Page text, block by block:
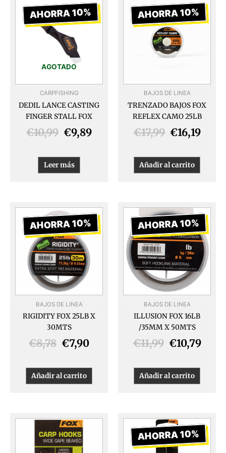
AHORRA 10%
AGOTADO
CARPFISHING
DEDIL LANCE CASTING
FINGER STALL FOX
€10,99
precio
original
era:
€10,99.
€9,89
precio
actual
Leer más
AHORRA 10%
BAJOS DE LINEA
TRENZADO BAJOS FOX
REFLEX CAMO 25LB
€17,99
precio
original
era:
€17,99.
€16,19
Añadir al carrito
AHORRA 10%
BAJOS DE LINEA
RIGIDITY FOX 25LB X
30MTS
€8,78
El
precio
original
era:
€8,78.
€7,90
El
precio
actual
€7,90.
Añadir al carrito
AHORRA 10%
BAJOS DE LINEA
ILLUSION FOX 16LB
/35MM X 50MTS
€11,99
El
precio
original
era:
€11,99.
€10,79
El
es:
Añadir al carrito
Este
AHORRA 10%
El
precio
original
El